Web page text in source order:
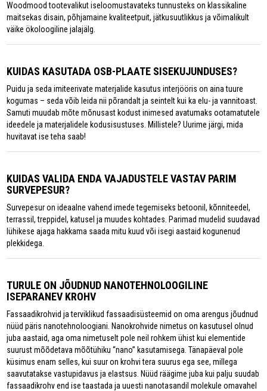
Woodmood tootevalikut iseloomustavateks tunnusteks on klassikaline
maitsekas disain, põhjamaine kvaliteetpuit, jätkusuutlikkus ja võimalikult
väike ökoloogiline jalajälg.
KUIDAS KASUTADA OSB-PLAATE SISEKUJUNDUSES?
Puidu ja seda imiteerivate materjalide kasutus interjööris on aina tuure
kogumas – seda võib leida nii põrandalt ja seintelt kui ka elu- ja vannitoast.
Samuti muudab mõte mõnusast kodust inimesed avatumaks ootamatutele
ideedele ja materjalidele kodusisustuses. Millistele? Uurime järgi, mida
huvitavat ise teha saab!
KUIDAS VALIDA ENDA VAJADUSTELE VASTAV PARIM
SURVEPESUR?
Survepesur on ideaalne vahend imede tegemiseks betoonil, kõnniteedel,
terrassil, treppidel, katusel ja muudes kohtades. Parimad mudelid suudavad
lühikese ajaga hakkama saada mitu kuud või isegi aastaid kogunenud
plekkidega.
TURULE ON JÕUDNUD NANOTEHNOLOOGILINE
ISEPARANEV KROHV
Fassaadikrohvid ja terviklikud fassaadisüsteemid on oma arengus jõudnud
nüüd päris nanotehnoloogiani. Nanokrohvide nimetus on kasutusel olnud
juba aastaid, aga oma nimetuselt pole neil rohkem ühist kui elementide
suurust mõõdetava mõõtühiku “nano” kasutamisega. Tänapäeval pole
küsimus enam selles, kui suur on krohvi tera suurus ega see, millega
saavutatakse vastupidavus ja elastsus. Nüüd räägime juba kui palju suudab
fassaadikrohv end ise taastada ja uuesti nanotasandil molekule omavahel